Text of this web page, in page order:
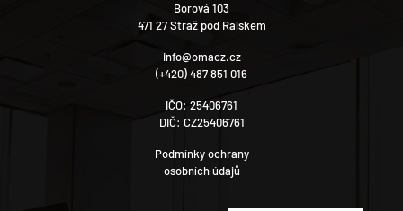
Borová 103
471 27 Stráž pod Ralskem
info@omacz.cz
(+420) 487 851 016
IČO: 25406761
DIČ: CZ25406761
Podmínky ochrany
osobních údajů